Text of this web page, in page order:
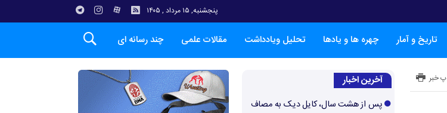
پنجشنبه, ۱۵ مرداد , ۱۴۰۵
تاریخ و آمار چهره ها و یادها تحلیل ویادداشت مقالات علمی چند رسانه ای
خبر آخرین اخبار
پس از هشت سال، کایل دیک به مصاف